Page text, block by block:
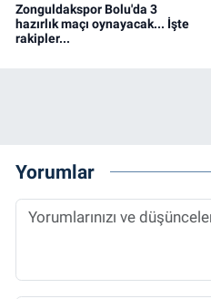
Zonguldakspor Bolu'da 3
hazırlık maçı oynayacak... İşte
rakipler...
Yorumlar